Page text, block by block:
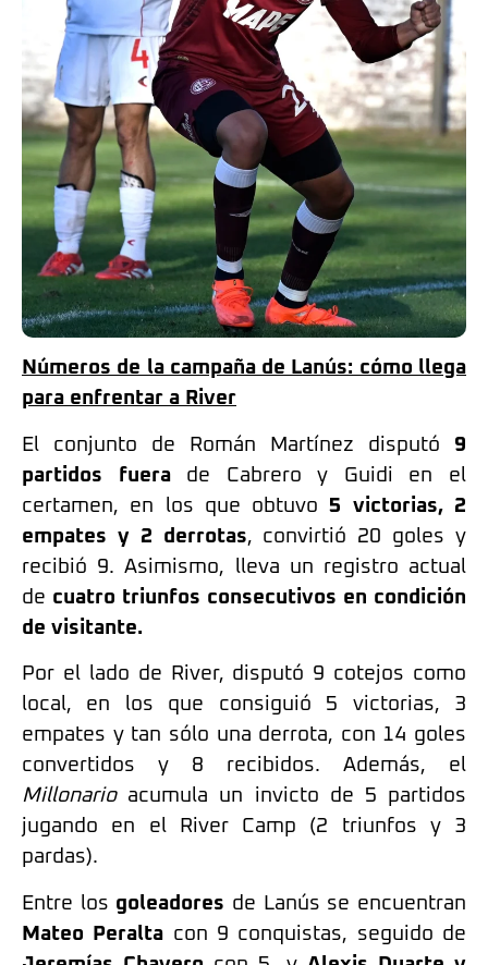
Números de la campaña de Lanús: cómo llega
para enfrentar a River
El conjunto de Román Martínez disputó 9
partidos fuera de Cabrero y Guidi en el
certamen, en los que obtuvo5 victorias, 2
empates y 2 derrotas, convirtió 20 goles y
recibió 9. Asimismo, lleva un registro actual
de cuatro triunfos consecutivos en condición
de visitante.
Por el lado de River, disputó 9 cotejos como
local, en los que consiguió 5 victorias, 3
empates y tan sólo una derrota, con 14 goles
convertidos y 8 recibidos. Además, el
Millonarioacumula un invicto de 5 partidos
jugando en el River Camp (2 triunfos y 3
pardas).
Entre los goleadores de Lanús se encuentran
Mateo Peralta con 9 conquistas, seguido de